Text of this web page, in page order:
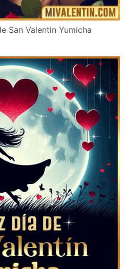
San Valentin Yumicha